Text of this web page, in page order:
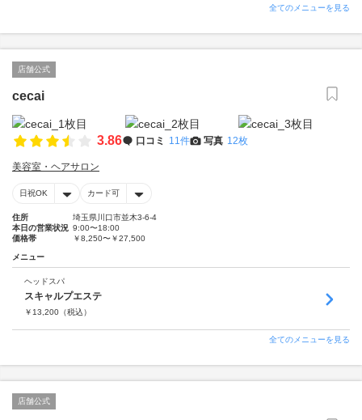
全てのメニューを見る
店舗公式
cecai
3.86 口コミ 11件 写真 12枚
美容室・ヘアサロン
日祝OK カード可
住所
埼玉県川口市並木3-6-4
本日の営業状況 9:00〜18:00
価格帯
￥8,250〜￥27,500
メニュー
ヘッドスパ
スキャルプエステ
￥ 13,200 （税込）
全てのメニューを見る
店舗公式